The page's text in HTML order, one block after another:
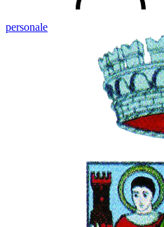
personale